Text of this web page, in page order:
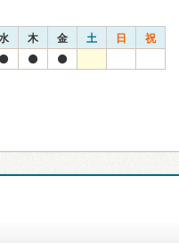
木 金 土 日 祝